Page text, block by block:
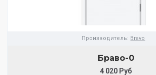
Производитель: Bravo
Браво-0
4 020 Руб